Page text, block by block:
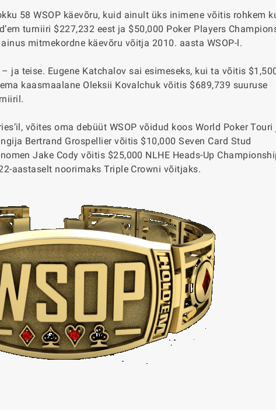
58 WSOP käevõru, kuid ainult üks inimene võitis rohkem
turniiri $227,232 eest ja $50,000 Poker Players
mitmekordne käevõru võitja 2010. aasta WSOP-l.
ja teise. Eugene Katchalov sai esimeseks, kui ta võitis
kaasmaalane Oleksii Kovalchuk võitis $689,739 suuruse
võites oma debüüt WSOP võidud koos World Poker Touri
Bertrand Grospellier võitis $10,000 Seven Card Stud
Jake Cody võitis $25,000 NLHE Heads-Up
aastaselt noorimaks Triple Crowni võitjaks.